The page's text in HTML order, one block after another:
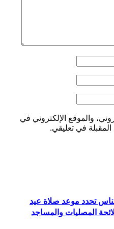
والموقع الإلكتروني في
في تعليقي.
تحدد موعد صلاة عيد
1447هـ/2026م ولائحة المصليات والمساجد